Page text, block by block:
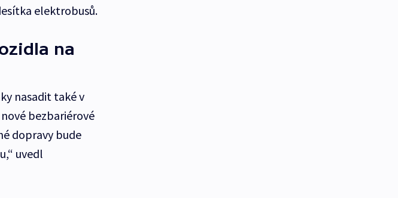
elektrobusů.
na
nasadit také v
bezbariérové
dopravy bude
uvedl